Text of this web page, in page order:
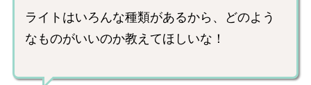
ライトはいろんな種類があるから、どのよう
なものがいいのか教えてほしいな！